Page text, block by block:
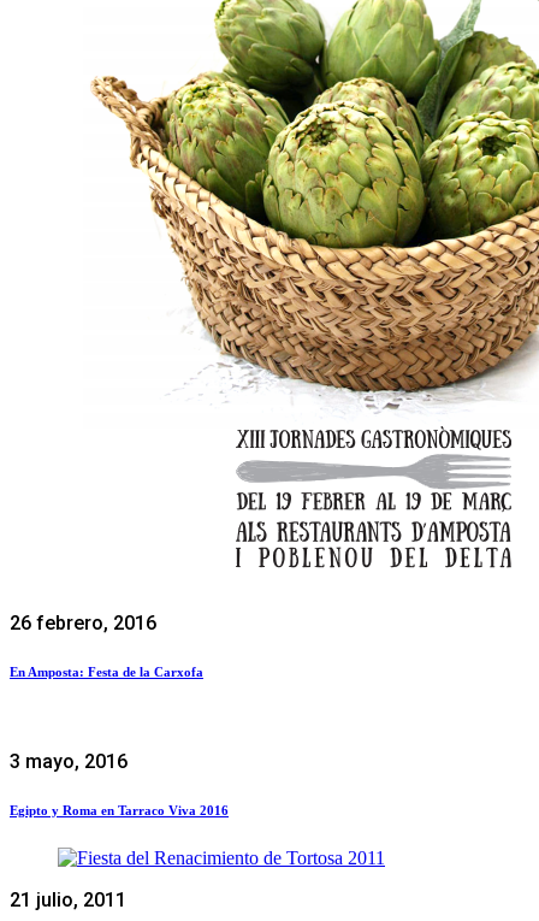
26 febrero, 2016
En Amposta: Festa de la Carxofa
3 mayo, 2016
Egipto y Roma en Tarraco Viva 2016
21 julio, 2011